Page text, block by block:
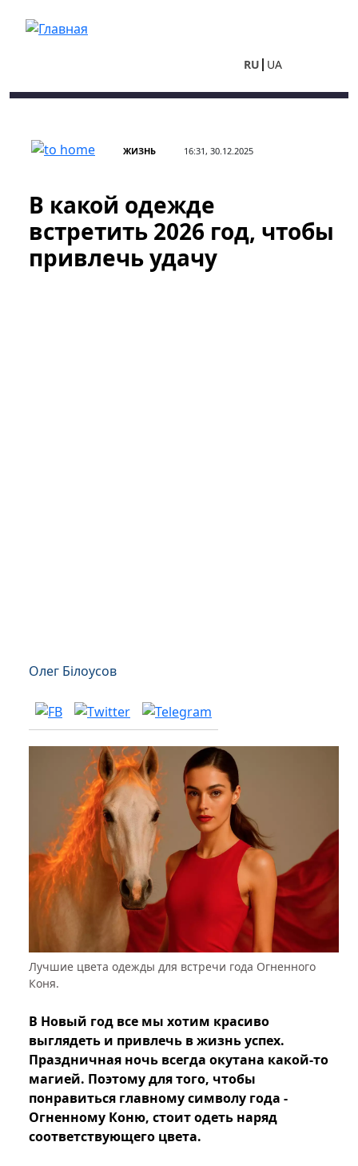
RU UA
ЖИЗНЬ 16:31, 30.12.2025
В какой одежде
встретить 2026 год, чтобы
привлечь удачу
Олег Білоусов
Лучшие цвета одежды для встречи года Огненного
Коня.
В Новый год все мы хотим красиво
выглядеть и привлечь в жизнь успех.
Праздничная ночь всегда окутана какой-то
магией. Поэтому для того, чтобы
понравиться главному символу года -
Огненному Коню, стоит одеть наряд
соответствующего цвета.